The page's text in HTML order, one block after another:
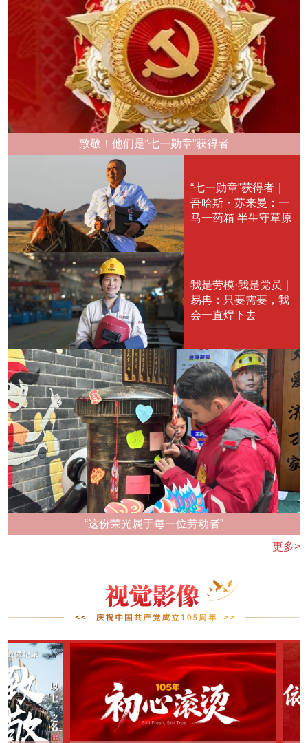
致敬！他们是“七一勋章”获得者
“七一勋章”获得者｜
吾哈斯・苏来曼：一
马一药箱 半生守草原
我是劳模·我是党员｜
易冉：只要需要，我
会一直焊下去
“这份荣光属于每一位劳动者”
更多>